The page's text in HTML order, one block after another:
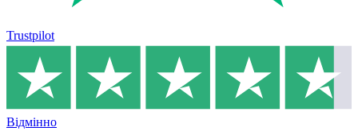
Trustpilot
Відмінно